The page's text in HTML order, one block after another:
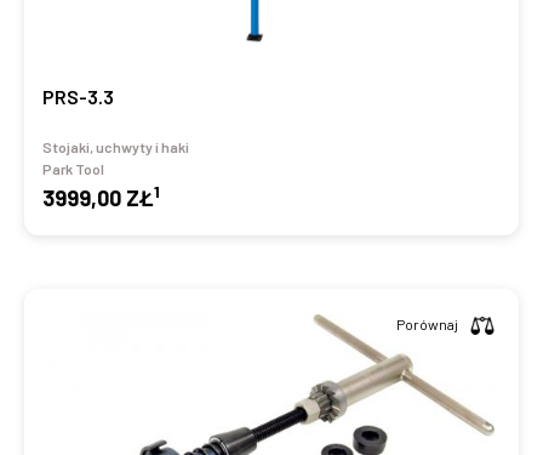
PRS-3.3
Stojaki, uchwyty i haki
Park Tool
3999,00 ZŁ1
Porównaj